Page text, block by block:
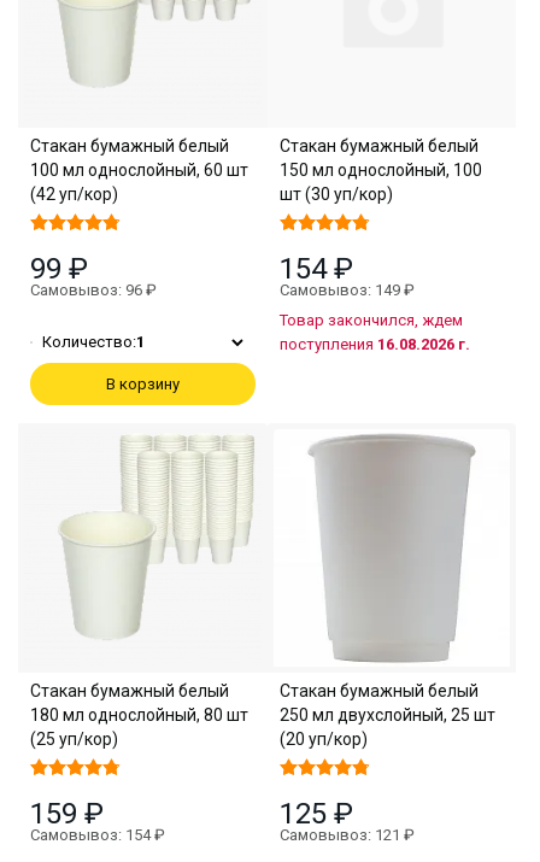
Стакан бумажный белый
100 мл однослойный, 60 шт
(42 уп/кор)
99 ₽
Самовывоз: 96 ₽
Количество:1
В корзину
Стакан бумажный белый
150 мл однослойный, 100
шт (30 уп/кор)
154 ₽
Самовывоз: 149 ₽
Товар закончился, ждем
поступления 16.08.2026 г.
Стакан бумажный белый
180 мл однослойный, 80 шт
(25 уп/кор)
159 ₽
Самовывоз: 154 ₽
Стакан бумажный белый
250 мл двухслойный, 25 шт
(20 уп/кор)
125 ₽
Самовывоз: 121 ₽